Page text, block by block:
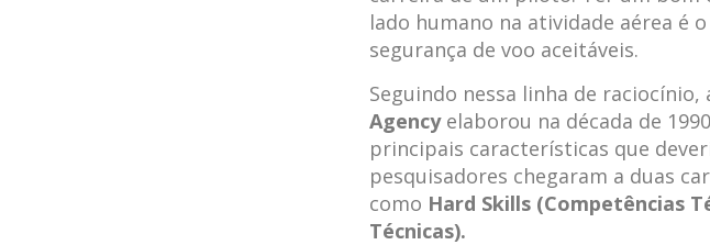
lado humano na atividade aérea é
segurança de voo aceitáveis.
Seguindo nessa linha de raciocínio,
Agencyelaborou na década de
principais características que
pesquisadores chegaram a duas
como Hard Skills (Competências
Técnicas).